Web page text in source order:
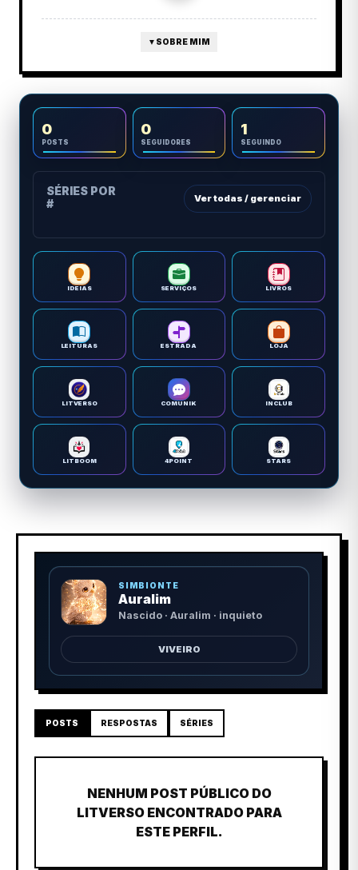
▼ SOBRE MIM
0
POSTS
0
SEGUIDORES
1
SEGUINDO
SÉRIES POR
#
Ver todas / gerenciar
IDEIAS SERVIÇOS LIVROS
LEITURAS ESTRADA LOJA
LITVERSO COMUNIK INCLUB
LITBOOM 4POINT STARS
SIMBIONTE
Auralim
Nascido · Auralim · inquieto
VIVEIRO
POSTS RESPOSTAS SÉRIES
NENHUM POST PÚBLICO DO
LITVERSO ENCONTRADO PARA
ESTE PERFIL.